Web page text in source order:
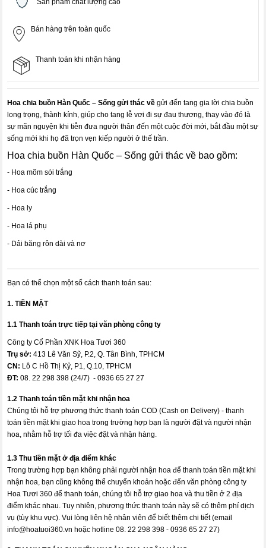
Sản phẩm chất lượng cao
Bán hàng trên toàn quốc
Thanh toán khi nhận hàng
Hoa chia buồn Hàn Quốc – Sống gửi thác vềgửi đến tang gia lời chia buồn
long trọng, thành kính, giúp cho tang lễ vơi đi sự đau thương, thay vào đó là
sự mãn nguyện khi tiễn đưa người thân đến một cuộc đời mới, bắt đầu một sự
sống mới khi họ đã trọn vẹn kiếp người ở thế trần.
Hoa chia buồn Hàn Quốc – Sống gửi thác về bao gồm:
- Hoa mõm sói trắng
- Hoa cúc trắng
- Hoa ly
- Hoa lá phụ
- Dải băng rôn dài và nơ
Bạn có thể chọn một số cách thanh toán sau:
1. TIỀN MẶT
1.1 Thanh toán trực tiếp tại văn phòng công ty
Công ty Cổ Phần XNK Hoa Tươi 360
Trụ sở: 413 Lê Văn Sỹ, P.2, Q. Tân Bình, TPHCM
CN: Lô C Hồ Thị Kỷ, P1, Q.10, TPHCM
ĐT: 08. 22 298 398 (24/7) - 0936 65 27 27
1.2 Thanh toán tiền mặt khi nhận hoa
Chúng tôi hỗ trợ phương thức thanh toán COD (Cash on Delivery) - thanh
toán tiền mặt khi giao hoa trong trường hợp bạn là người đặt và người nhận
hoa, nhằm hỗ trợ tối đa việc đặt và nhận hàng.
1.3 Thu tiền mặt ở địa điểm khác
Trong trường hợp bạn không phải người nhận hoa để thanh toán tiền mặt khi
nhận hoa, bạn cũng không thể chuyển khoản hoặc đến văn phòng công ty
Hoa Tươi 360 để thanh toán, chúng tôi hỗ trợ giao hoa và thu tiền ở 2 địa
điểm khác nhau. Tuy nhiên, phương thức thanh toán này sẽ có thêm phí dịch
vụ (tùy khu vực). Vui lòng liên hệ nhân viên để biết thêm chi tiết (email
info@hoatuoi360.vn hoặc hotline 08. 22 298 398 - 0936 65 27 27)